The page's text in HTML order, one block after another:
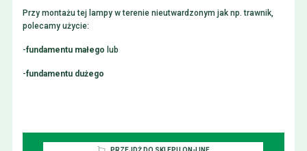
Przy montażu tej lampy w terenie nieutwardzonym jak np. trawnik,
polecamy użycie:
-fundamentu małego lub
-fundamentu dużego